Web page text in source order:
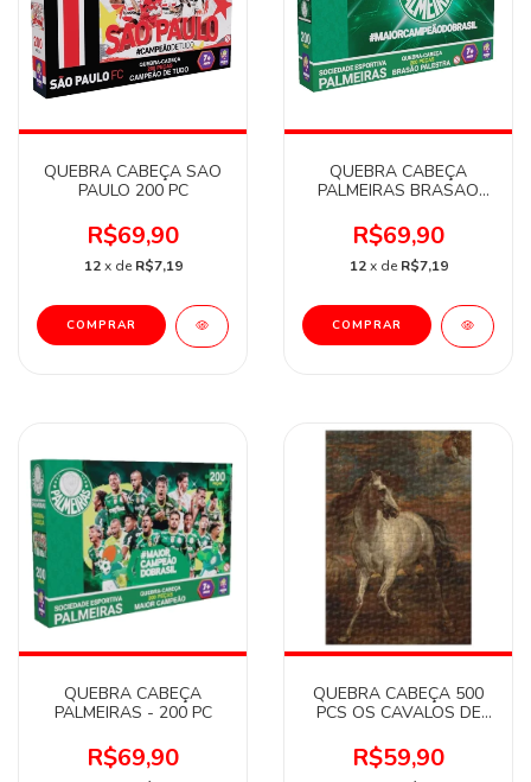
QUEBRA CABEÇA SAO
PAULO 200 PC
R$69,90
12 x de R$7,19
QUEBRA CABEÇA
PALMEIRAS BRASAO
R$69,90
12 x de R$7,19
QUEBRA CABEÇA
PALMEIRAS - 200 PC
R$69,90
QUEBRA CABEÇA 500
PCS OS CAVALOS DE
R$59,90